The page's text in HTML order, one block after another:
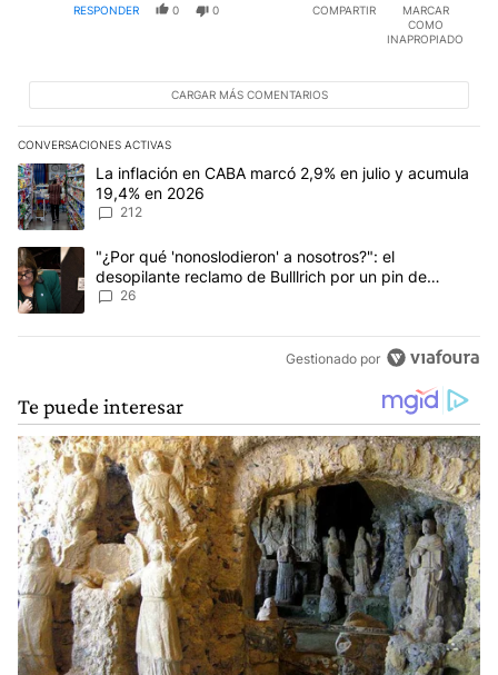
RESPONDER 0 0 COMPARTIR
MARCAR
COMO
INAPROPIADO
CARGAR MÁS COMENTARIOS
CONVERSACIONES ACTIVAS
Este listado muestra los artículos con más comentarios en los
Un artículo de tendencia con el título "La inflación en CABA
La inflación en CABA marcó 2,9% en julio y acumula
19,4% en 2026
212
Un artículo de tendencia con el título ""¿Por qué 'nonoslodieron'
"¿Por qué 'nonoslodieron' a nosotros?": el
desopilante reclamo de Bulllrich por un pin de
Malvinas
26
Gestionado por